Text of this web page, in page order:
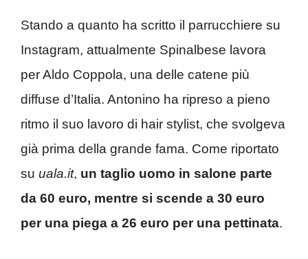
Stando a quanto ha scritto il parrucchiere su
Instagram, attualmente Spinalbese lavora
per Aldo Coppola, una delle catene più
diffuse d’Italia. Antonino ha ripreso a pieno
ritmo il suo lavoro di hair stylist, che svolgeva
già prima della grande fama. Come riportato
su uala.it, un taglio uomo in salone parte
da 60 euro, mentre si scende a 30 euro
per una piega a 26 euro per una pettinata.